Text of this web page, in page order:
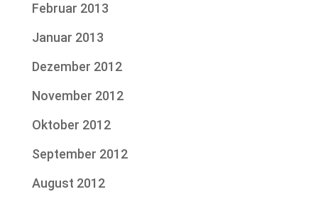
Februar 2013
Januar 2013
Dezember 2012
November 2012
Oktober 2012
September 2012
August 2012